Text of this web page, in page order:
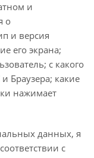
и
о
и версия
его экрана;
с какого
Браузера; какие
нажимает
данных, я
с